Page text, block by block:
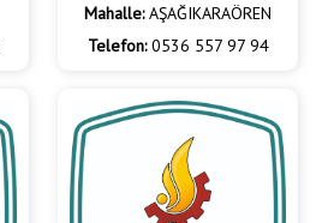
Mahalle:AŞAĞIKARAÖREN
Telefon:0536 557 97 94